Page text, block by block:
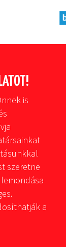
is
szeretne
a